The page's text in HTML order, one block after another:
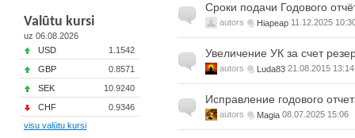
Valūtu kursi
uz 06.08.2026
USD
1.1542
GBP
0.8571
SEK
10.9240
CHF
0.9346
visu valūtu kursi
Сроки подачи Годового
autors Hiapeap 11.12.2025
Увеличение УК за счет
autors Luda83 21.08.2015 13:14
Исправление годового
autors Magia 08.07.2025 15:06